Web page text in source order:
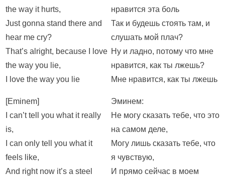
the way it hurts,
Just gonna stand there and
hear me cry?
That’s alright, because I love
the way you lie,
I love the way you lie
[Eminem]
I can’t tell you what it really
is,
I can only tell you what it
feels like,
And right now it’s a steel
нравится эта боль
Так и будешь стоять там, и
слушать мой плач?
Ну и ладно, потому что мне
нравится, как ты лжешь?
Мне нравится, как ты лжешь
Эминем:
Не могу сказать тебе, что это
на самом деле,
Могу лишь сказать тебе, что
я чувствую,
И прямо сейчас в моем